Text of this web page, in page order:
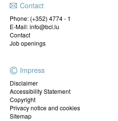
Contact
Phone: (+352) 4774 - 1
E-Mail: info@bcl.lu
Contact
Job openings
Impress
Disclaimer
Accessibility Statement
Copyright
Privacy notice and cookies
Sitemap